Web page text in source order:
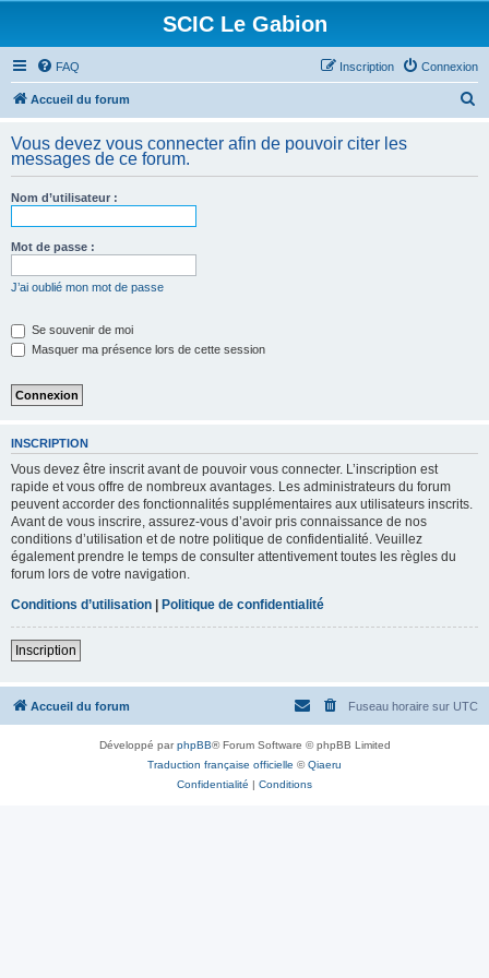
SCIC Le Gabion
FAQ Connexion
Inscription
Accueil du forum
h
Vous devez vous connecter afin de pouvoir citer les
messages de ce forum.
Nom d’utilisateur :
Mot de passe :
J’ai oublié mon mot de passe
Se souvenir de moi
Masquer ma présence lors de cette session
INSCRIPTION
Vous devez être inscrit avant de pouvoir vous connecter. L’inscription est
rapide et vous offre de nombreux avantages. Les administrateurs du forum
peuvent accorder des fonctionnalités supplémentaires aux utilisateurs inscrits.
Avant de vous inscrire, assurez-vous d’avoir pris connaissance de nos
conditions d’utilisation et de notre politique de confidentialité. Veuillez
également prendre le temps de consulter attentivement toutes les règles du
forum lors de votre navigation.
Conditions d’utilisation | Politique de confidentialité
Inscription
Accueil du forum Fuseau horaire sur UTC
Développé parphpBB® Forum Software © phpBB Limited
Traduction française officielle ©Qiaeru
Confidentialité | Conditions